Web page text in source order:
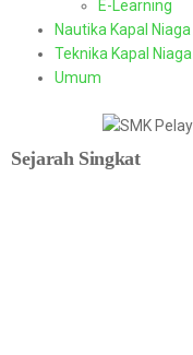
E-Learning
Nautika Kapal Niaga
Teknika Kapal Niaga
Umum
Sejarah Singkat